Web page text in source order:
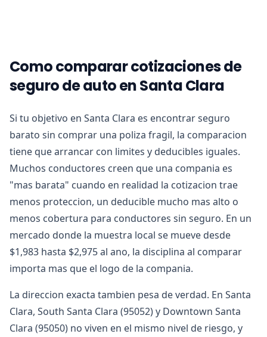
Como comparar cotizaciones de
seguro de auto en Santa Clara
Si tu objetivo en Santa Clara es encontrar seguro
barato sin comprar una poliza fragil, la comparacion
tiene que arrancar con limites y deducibles iguales.
Muchos conductores creen que una compania es
"mas barata" cuando en realidad la cotizacion trae
menos proteccion, un deducible mucho mas alto o
menos cobertura para conductores sin seguro. En un
mercado donde la muestra local se mueve desde
$1,983 hasta $2,975 al ano, la disciplina al comparar
importa mas que el logo de la compania.
La direccion exacta tambien pesa de verdad. En Santa
Clara, South Santa Clara (95052) y Downtown Santa
Clara (95050) no viven en el mismo nivel de riesgo, y